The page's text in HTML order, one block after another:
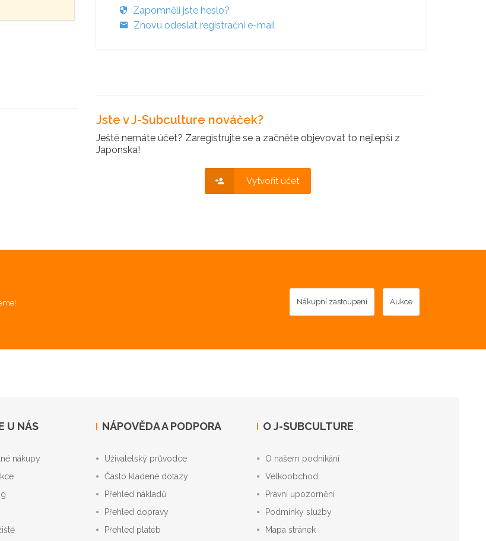
Zapomněli jste heslo?
Znovu odeslat registrační e-mail
Jste v J-Subculture nováček?
Ještě nemáte účet? Zaregistrujte se a začněte objevovat to nejlepší z
Japonska!
Vytvořit účet
Nákupní zastoupení Aukce
U NÁS
nákupy
NÁPOVĚDA A PODPORA
Uživatelský průvodce
Často kladené dotazy
Přehled nákladů
Přehled dopravy
Přehled plateb
O J-SUBCULTURE
O našem podnikání
Velkoobchod
Právní upozornění
Podmínky služby
Mapa stránek